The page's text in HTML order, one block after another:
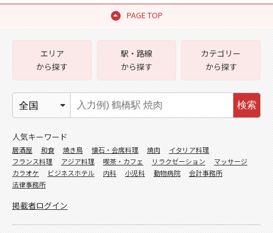
PAGE TOP
エリア
から探す
駅・路線
から探す
カテゴリー
から探す
検索
人気キーワード
居酒屋 和食 焼き鳥 懐石・会席料理 焼肉
イタリア料理
フランス料理
アジア料理 喫茶・カフェ リラクゼーション
マッサージ
カラオケ
ビジネスホテル 内科 小児科 動物病院
会計事務所
法律事務所
掲載者ログイン